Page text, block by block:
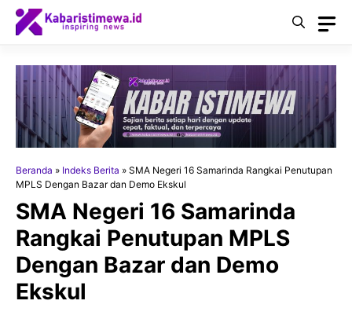
Langsung
Beranda » Indeks Berita » SMA Negeri 16 Samarinda Rangkai Penutupan
MPLS Dengan Bazar dan Demo Ekskul
SMA Negeri 16 Samarinda
Rangkai Penutupan MPLS
Dengan Bazar dan Demo
Ekskul